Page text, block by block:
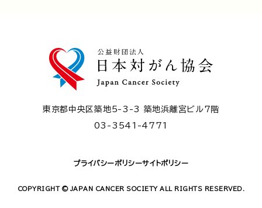
東京都中央区築地5-3-3 築地浜離宮ビル7階
03-3541-4771
プライバシーポリシーサイトポリシー
COPYRIGHT © JAPAN CANCER SOCIETY ALL RIGHTS RESERVED.